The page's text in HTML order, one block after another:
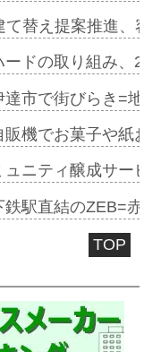
て替え提案推進
ードの取り組み
市で街びらき=
機でお菓子や
ュニティ醸成サ
鉄駅直結のZEB=
TOP